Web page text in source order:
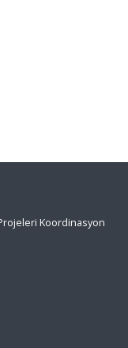
Koordinasyon